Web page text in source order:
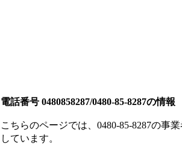
電話番号 0480858287/0480-85-8287の情報
こちらのページでは、 0480-85-8287の事
しています。